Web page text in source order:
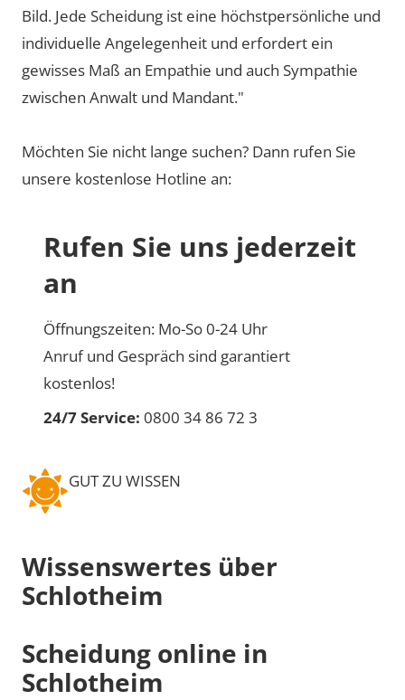
Bild. Jede Scheidung ist eine höchstpersönliche und
individuelle Angelegenheit und erfordert ein
gewisses Maß an Empathie und auch Sympathie
zwischen Anwalt und Mandant."
Möchten Sie nicht lange suchen? Dann rufen Sie
unsere kostenlose Hotline an:
Rufen Sie uns jederzeit
an
Öffnungszeiten: Mo-So 0-24 Uhr
Anruf und Gespräch sind garantiert
kostenlos!
24/7 Service: 0800 34 86 72 3
GUT ZU WISSEN
Wissenswertes über
Schlotheim
Scheidung online in
Schlotheim